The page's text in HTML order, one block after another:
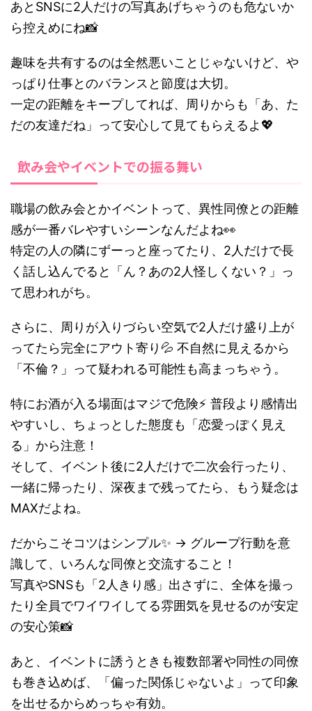
あとSNSに2人だけの写真あげちゃうのも危ないか
ら控えめにね📸
趣味を共有するのは全然悪いことじゃないけど、や
っぱり仕事とのバランスと節度は大切。
一定の距離をキープしてれば、周りからも「あ、た
だの友達だね」って安心して見てもらえるよ💖
飲み会やイベントでの振る舞い
職場の飲み会とかイベントって、異性同僚との距離
感が一番バレやすいシーンなんだよね👀
特定の人の隣にずーっと座ってたり、2人だけで長
く話し込んでると「ん？あの2人怪しくない？」っ
て思われがち。
さらに、周りが入りづらい空気で2人だけ盛り上が
ってたら完全にアウト寄り💦 不自然に見えるから
「不倫？」って疑われる可能性も高まっちゃう。
特にお酒が入る場面はマジで危険⚡ 普段より感情出
やすいし、ちょっとした態度も「恋愛っぽく見え
る」から注意！
そして、イベント後に2人だけで二次会行ったり、
一緒に帰ったり、深夜まで残ってたら、もう疑念は
MAXだよね。
だからこそコツはシンプル✨ → グループ行動を意
識して、いろんな同僚と交流すること！
写真やSNSも「2人きり感」出さずに、全体を撮っ
たり全員でワイワイしてる雰囲気を見せるのが安定
の安心策📸
あと、イベントに誘うときも複数部署や同性の同僚
も巻き込めば、「偏った関係じゃないよ」って印象
を出せるからめっちゃ有効。